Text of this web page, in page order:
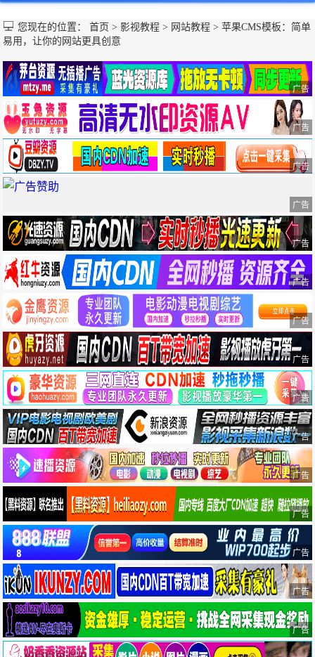
您现在的位置：首页 > 影视教程 > 网站教程 >苹果CMS模板：简单
易用，让你的网站更具创意
广告
广告
广告
广告
广告
广告
广告
广告
广告
广告
广告
广告
广告
广告
广告